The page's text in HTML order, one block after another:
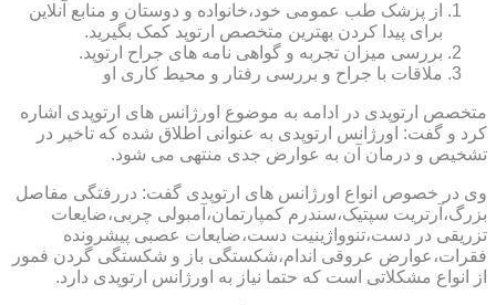
از پزشک طب عمومی خود،خانواده و دوستان و منابع آنلاین
برای پیدا کردن بهترین متخصص ارتوپد کمک بگیرید.
بررسی میزان تجربه و گواهی نامه های جراح ارتوپد.
ملاقات با جراح و بررسی رفتار و محیط کاری او
متخصص ارتوپدی در ادامه به موضوع اورژانس های ارتوپدی اشاره
کرد و گفت: اورژانس ارتوپدی به عنوانی اطلاق شده که تاخیر در
تشخیص و درمان آن به عوارض جدی منتهی می شود.
وی در خصوص انواع اورژانس های ارتوپدی گفت: دررفتگی مفاصل
بزرگ،آرتریت سپتیک،سندرم کمپارتمان،آمبولی چربی،ضایعات
تزریقی در دست،تنوواژینیت دست،ضایعات عصبی پیشرونده
فقرات،عوارض عروقی اندام،شکستگی باز و شکستگی گردن فمور
از انواع مشکلاتی است که حتما نیاز به اورژانس ارتوپدی دارد.